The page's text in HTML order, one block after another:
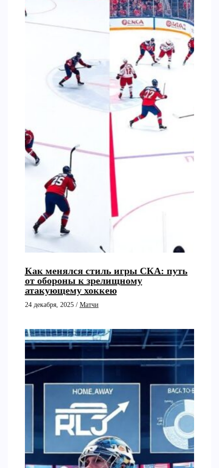
Как менялся стиль игры СКА: путь
от обороны к зрелищному
атакующему хоккею
24 декабря, 2025 / Матчи